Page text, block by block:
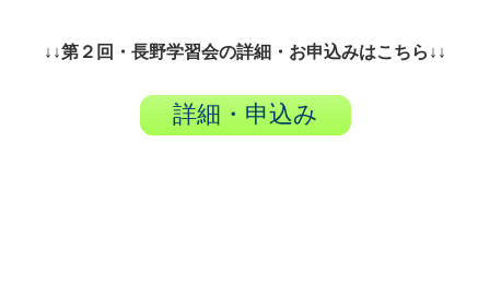
↓↓第２回・長野学習会の詳細・お申込みはこちら↓↓
詳細・申込み